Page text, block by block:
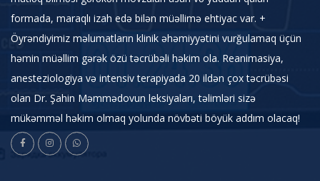
formada, maraqlı izah edə bilən müəllimə ehtiyac var. +
Öyrəndiyimiz məlumatların klinik əhəmiyyətini vurğulamaq üçün
həmin müəllim gərək özü təcrübəli həkim ola. Reanimasiya,
anesteziologiya və intensiv terapiyada 20 ildən çox təcrübəsi
olan Dr. Şahin Məmmədovun leksiyaları, təlimləri sizə
mükəmməl həkim olmaq yolunda növbəti böyük addım olacaq!